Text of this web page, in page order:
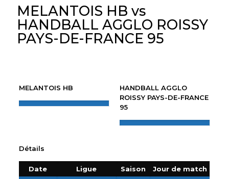
MELANTOIS HB vs
HANDBALL AGGLO ROISSY
PAYS-DE-FRANCE 95
MELANTOIS HB
HANDBALL AGGLO
ROISSY PAYS-DE-FRANCE
95
Détails
Date Ligue Saison
Jour de match